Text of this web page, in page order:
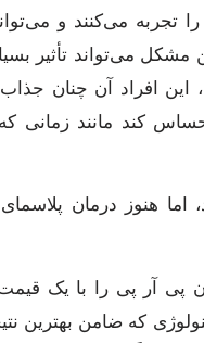
می‌کنند و
می‌تواند تأثیر
این افراد آن چنان
کند مانند زمانی
هنوز درمان
پی آر پی را با یک
که ضامن بهترین